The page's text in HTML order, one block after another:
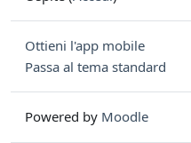
Ottieni l'app mobile
Passa al tema standard
Powered by Moodle